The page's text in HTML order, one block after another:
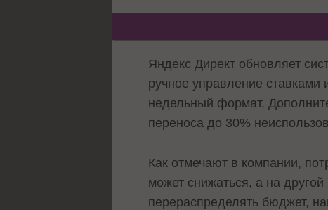
Яндекс Директ обновляет
ручное управление
недельный формат.
переноса до 30%
Как отмечают в компании,
может снижаться, а на
перераспределять бюджет,